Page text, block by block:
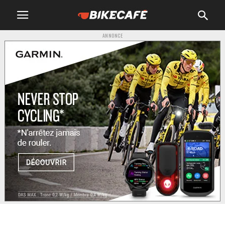
ANNONCE